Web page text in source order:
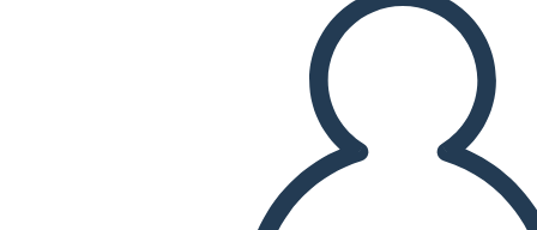
PREDVAJANJE DIAPROJEKCIJE
PREBERI MI